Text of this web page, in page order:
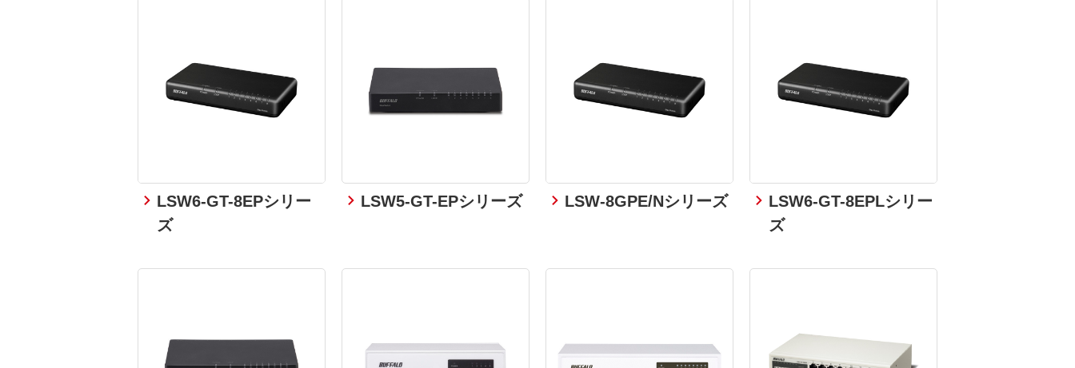
LSW6-GT-8EPシリー
ズ
LSW5-GT-EPシリーズ LSW-8GPE/Nシリーズ
LSW6-GT-8EPLシリー
ズ